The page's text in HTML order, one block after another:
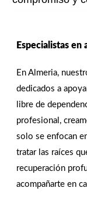
Especialistas en
En Almeria,
dedicados a
libre de
profesional,
solo se enfocan
tratar las raíces
recuperación
acompañarte en